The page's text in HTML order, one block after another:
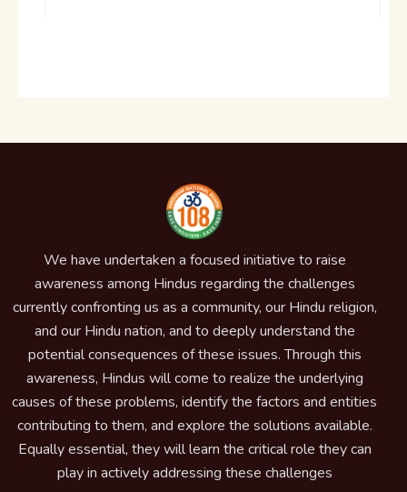
We have undertaken a focused initiative to raise
awareness among Hindus regarding the challenges
currently confronting us as a community, our Hindu religion,
and our Hindu nation, and to deeply understand the
potential consequences of these issues. Through this
awareness, Hindus will come to realize the underlying
causes of these problems, identify the factors and entities
contributing to them, and explore the solutions available.
Equally essential, they will learn the critical role they can
play in actively addressing these challenges